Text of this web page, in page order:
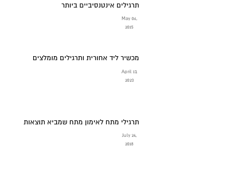
תרגילים אינטנסיביים ביותר
May 06,
2015
מכשיר ליד אחורית ותרגילים מומלצים
April 13,
2023
תרגילי מתח לאימון מתח שמביא תוצאות
July 24,
2018